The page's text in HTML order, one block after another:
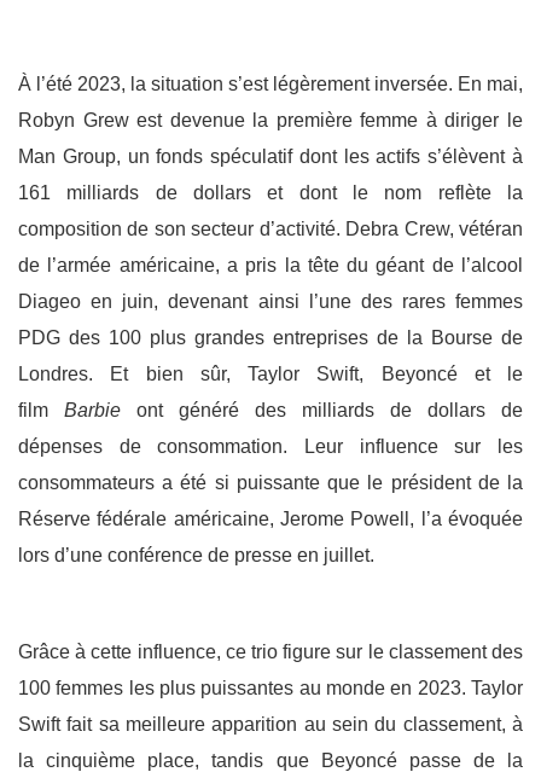
À l’été 2023, la situation s’est légèrement inversée. En mai,
Robyn Grew est devenue la première femme à diriger le
Man Group, un fonds spéculatif dont les actifs s’élèvent à
161 milliards de dollars et dont le nom reflète la
composition de son secteur d’activité. Debra Crew, vétéran
de l’armée américaine, a pris la tête du géant de l’alcool
Diageo en juin, devenant ainsi l’une des rares femmes
PDG des 100 plus grandes entreprises de la Bourse de
Londres. Et bien sûr, Taylor Swift, Beyoncé et le
film Barbie ont généré des milliards de dollars de
dépenses de consommation. Leur influence sur les
consommateurs a été si puissante que le président de la
Réserve fédérale américaine, Jerome Powell, l’a évoquée
lors d’une conférence de presse en juillet.
Grâce à cette influence, ce trio figure sur le classement des
100 femmes les plus puissantes au monde en 2023. Taylor
Swift fait sa meilleure apparition au sein du classement, à
la cinquième place, tandis que Beyoncé passe de la